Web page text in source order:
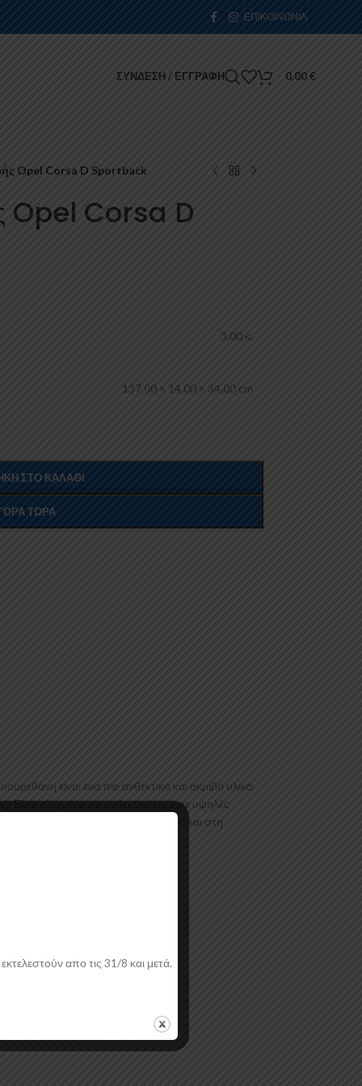
ΕΠΙΚΟΙΝΩΝΊΑ
ΣΎΝΔΕΣΗ / ΕΓΓΡΑΦΉ 0,00€
Opel Corsa D Sportback
Opel Corsa D
3,00 κ.
137,00 × 14,00 × 34,00 cm
ΣΤΟ ΚΑΛΆΘΙ
ΤΏΡΑ
είναι ένα πιο ανθεκτικό και ακριβό υλικό
ελεγμένα για ανθεκτικότητα σε υψηλές
Το προϊόν θα πρέπει να ασταρωθεί και στη
απο τις 31/8 και μετά.